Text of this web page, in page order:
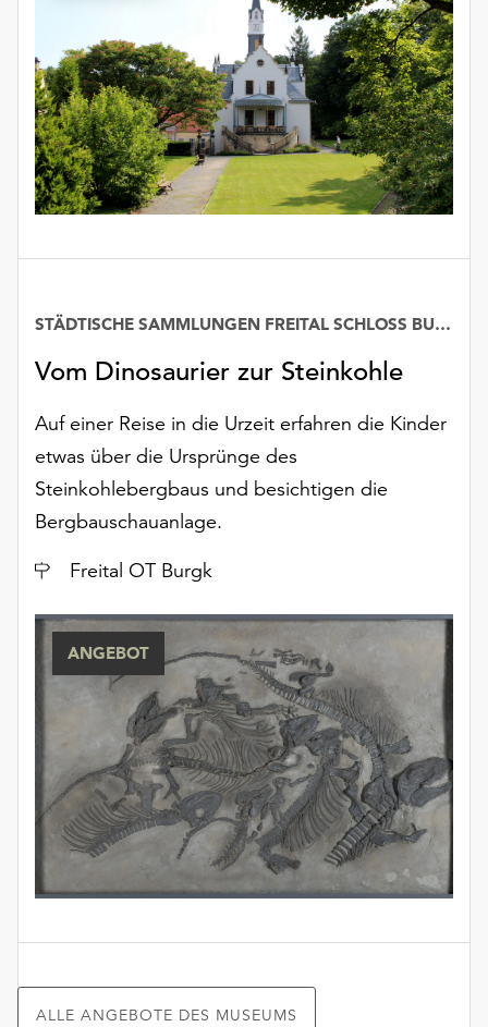
Möchten
Sie
die
verwendeten
Cookies
anpassen,
erreichen
die
über
Schaltfläche
Weitere
Informationen
finden
Sie
unserer
Datenschutzerklärung
oder
dem
Impressum
Vom Dinosaurier zur Steinkohle
STÄDTISCHE SAMMLUNGEN FREITAL SCHLOSS BURGK
Auf einer Reise in die Urzeit erfahren die Kinder
etwas über die Ursprünge des
Steinkohlebergbaus und besichtigen die
Bergbauschauanlage.
Ort
Freital OT Burgk
ANGEBOT
ALLE ANGEBOTE DES MUSEUMS